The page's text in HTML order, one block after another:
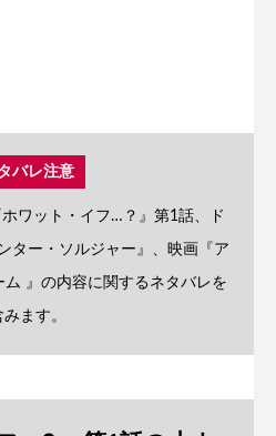
バレ注意
ワット・イフ…？』第1話、ド
ター・ソルジャー』、映画『ア
』の内容に関するネタバレを
みます。